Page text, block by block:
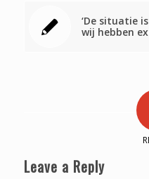
‘De situatie
wij hebben
Leave a Reply